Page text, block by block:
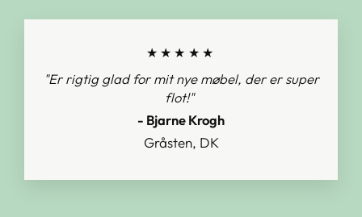
★★★★★
"Er rigtig glad for mit nye møbel, der er super
flot!"
- Bjarne Krogh
Gråsten, DK